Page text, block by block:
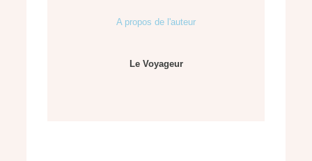
A propos de l'auteur
Le Voyageur